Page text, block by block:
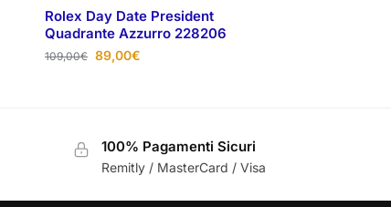
Rolex Day Date President
Quadrante Azzurro 228206
109,00€ 89,00€
100% Pagamenti Sicuri
Remitly / MasterCard / Visa